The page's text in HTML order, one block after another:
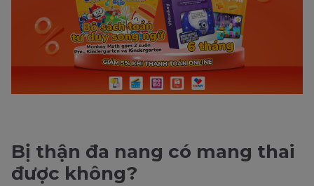
Bị thận đa nang có mang thai
được không?